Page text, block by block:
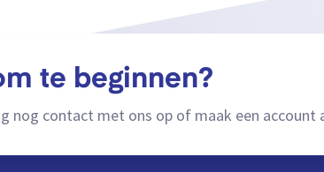
te beginnen?
nog contact met ons op of maak een account